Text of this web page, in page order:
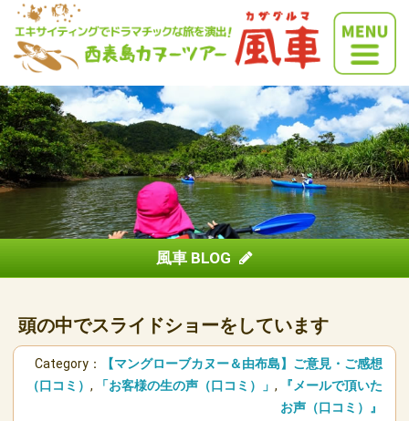
風車 BLOG
頭の中でスライドショーをしています
Category：
【マングローブカヌー＆由布島】ご意見・ご感想
（口コミ） , 「お客様の生の声（口コミ）」 ,
『メールで頂いた
お声（口コミ）』